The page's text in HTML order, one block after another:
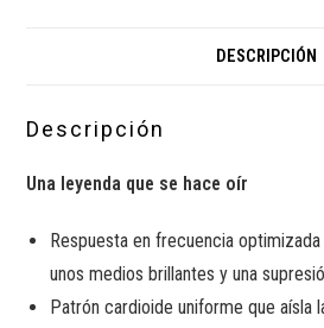
DESCRIPCIÓN
Descripción
Una leyenda que se hace oír
Respuesta en frecuencia
unos medios brillantes y una
Patrón cardioide uniforme que aísla